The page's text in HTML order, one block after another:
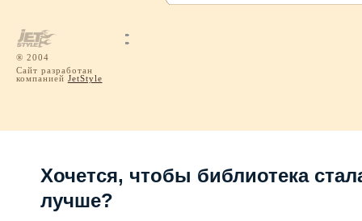
® 2004
Сайт разработан
компанией JetStyle
Хочется, чтобы библиотека
лучше?